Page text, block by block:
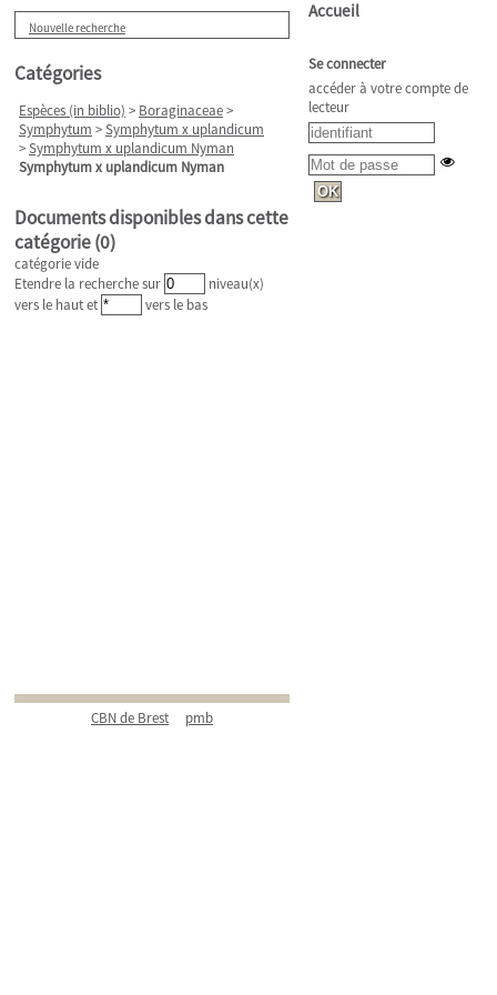
Nouvelle recherche
Catégories
Espèces (in biblio) > Boraginaceae>
Symphytum >Symphytum x uplandicum
>Symphytum x uplandicum Nyman
Symphytum x uplandicum Nyman
Documents disponibles dans cette
catégorie (0)
catégorie vide
Etendre la recherche sur
niveau(x)
vers le haut et
vers le bas
CBN de Brest pmb
Accueil
Se connecter
accéder à votre compte de
lecteur